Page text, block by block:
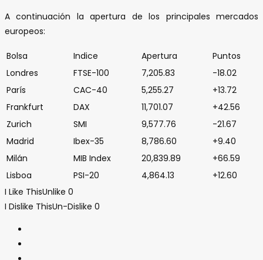
A continuación la apertura de los principales mercados
europeos:
Bolsa Indice Apertura
Puntos
Londres
FTSE-100 7,205.83
-18.02
París
CAC-40 5,255.27
+13.72
Frankfurt
DAX 11,701.07
+42.56
Zurich
SMI 9,577.76
-21.67
Madrid
Ibex-35 8,786.60
+9.40
Milán
MIB Index 20,839.89
+66.59
Lisboa
PSI-20 4,864.13
+12.60
I Like ThisUnlike 0
I Dislike ThisUn-Dislike 0